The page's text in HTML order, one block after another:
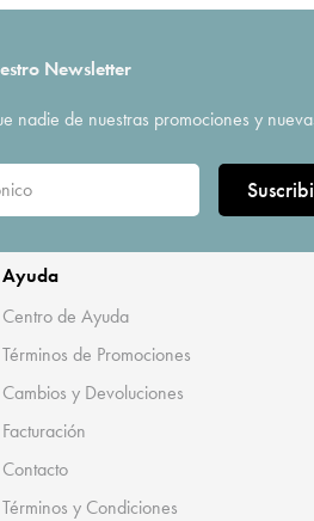
Newsletter
nadie de nuestras promociones y
Ayuda
Centro de Ayuda
Términos de Promociones
Cambios y Devoluciones
Facturación
Contacto
Términos y Condiciones